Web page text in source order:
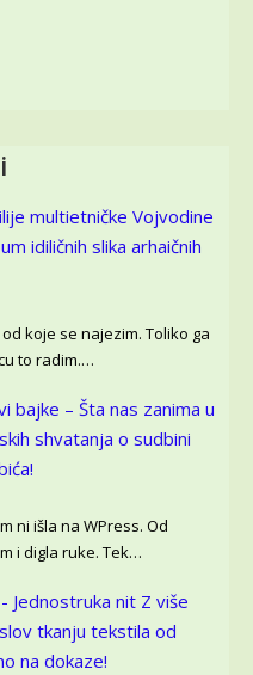
multietničke Vojvodine
idiličnih slika arhaičnih
koje se najezim. Toliko ga
to radim.…
bajke – Šta nas zanima u
shvatanja o sudbini
ni išla na WPress. Od
i digla ruke. Tek…
Jednostruka nit Z više
tkanju tekstila od
na dokaze!